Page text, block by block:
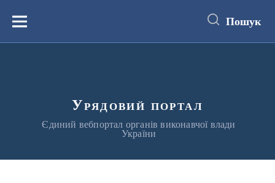
вмістуМеню Пошук
Урядовий портал
Єдиний вебпортал органів виконавчої влади
України